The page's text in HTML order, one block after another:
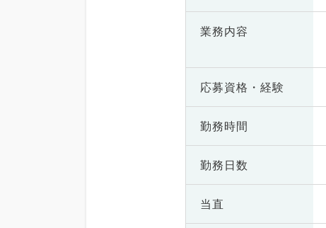
業務内容
応募資格・ 経験
勤務時間
勤務日数
当直